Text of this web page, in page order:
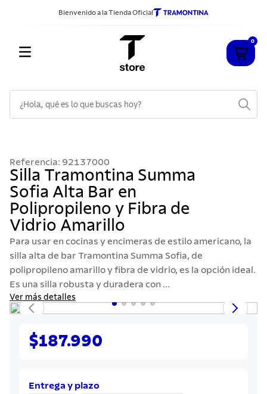
Bienvenido a la Tienda Oficial
0
Referencia: 92137000
Silla Tramontina Summa
Sofia Alta Bar en
Polipropileno y Fibra de
Vidrio Amarillo
Para usar en cocinas y encimeras de estilo americano, la
silla alta de bar Tramontina Summa Sofia, de
polipropileno amarillo y fibra de vidrio, es la opción ideal.
Es una silla robusta y duradera con ...
Ver más detalles
$187.990
Entrega y plazo
2.
sarten
3.
cubiertos
4.
ollas
5 .
acero inoxidable
6.
grano
7.
solar
8.
cuchillo
442
10. termo